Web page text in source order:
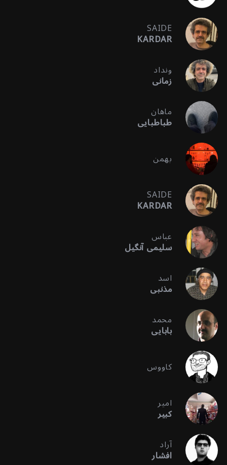
SAIDE
KARDAR
ونداد
زمانی
ماهان
طباطبایی
بهمن
SAIDE
KARDAR
عباس
سلیمی آنگیل
اسد
مذنبی
محمد
بابایی
کاووس
امیر
کبیر
آراد
افشار